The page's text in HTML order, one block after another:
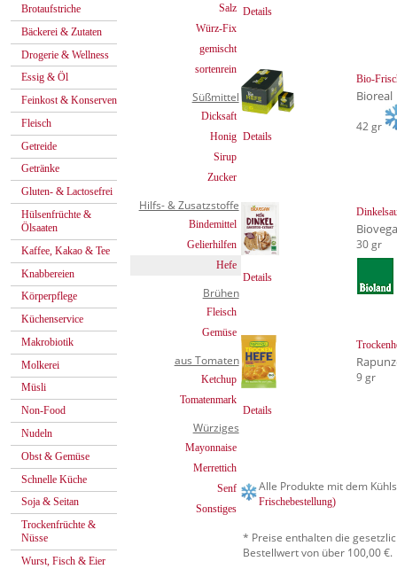
Brotaufstriche
Bäckerei & Zutaten
Drogerie & Wellness
Essig & Öl
Feinkost & Konserven
Fleisch
Getreide
Getränke
Gluten- & Lactosefrei
Hülsenfrüchte &
Ölsaaten
Kaffee, Kakao & Tee
Knabbereien
Körperpflege
Küchenservice
Makrobiotik
Molkerei
Müsli
Non-Food
Nudeln
Obst & Gemüse
Schnelle Küche
Soja & Seitan
Trockenfrüchte &
Nüsse
Wurst, Fisch & Eier
Salz
Würz-Fix
gemischt
sortenrein
Süßmittel
Dicksaft
Honig
Sirup
Zucker
Hilfs- & Zusatzstoffe
Bindemittel
Gelierhilfen
Hefe
Brühen
Fleisch
Gemüse
aus Tomaten
Ketchup
Tomatenmark
Würziges
Mayonnaise
Merrettich
Senf
Sonstiges
Details
Details
Bio-
Bioreal
42 gr
Details
30 gr
Details
9 gr
Alle Produkte mit dem
Frischebestellung)
* Preise enthalten die
Bestellwert von über 100,00 €.